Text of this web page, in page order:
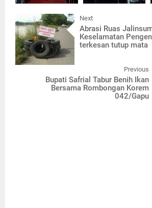
Next
Abrasi Ruas
Keselamatan
terkesan tutup mata
Previous
Bupati Safrial Tabur Benih Ikan
Bersama Rombongan Korem
042/Gapu